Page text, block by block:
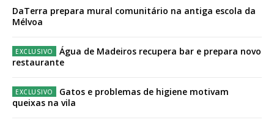
DaTerra prepara mural comunitário na antiga escola da
Mélvoa
Água de Madeiros recupera bar e prepara novo
restaurante
Gatos e problemas de higiene motivam
queixas na vila